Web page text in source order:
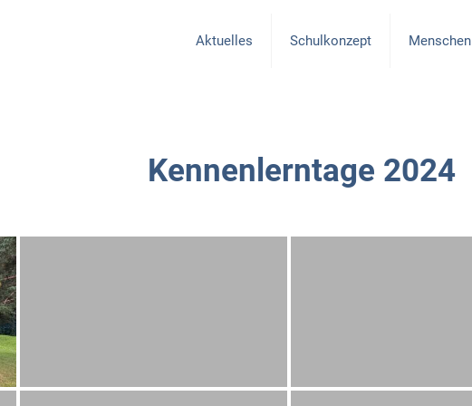
Aktuelles Schulkonzept Menschen
Kennenlerntage 2024